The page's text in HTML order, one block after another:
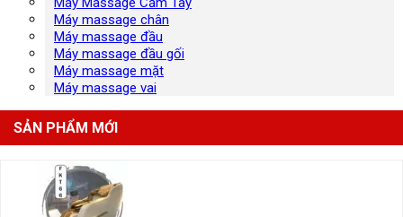
Máy massage chân
Máy massage đầu
Máy massage đầu gối
Máy massage mặt
Máy massage vai
SẢN PHẨM MỚI